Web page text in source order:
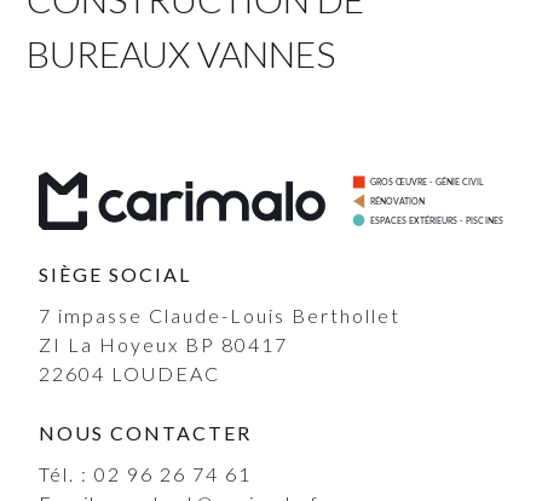
BUREAUX VANNES
SIÈGE SOCIAL
7 impasse Claude-Louis Berthollet
ZI La Hoyeux BP 80417
22604 LOUDEAC
NOUS CONTACTER
Tél. :02 96 26 74 61